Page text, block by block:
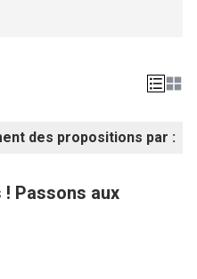
des propositions par :
Passons aux